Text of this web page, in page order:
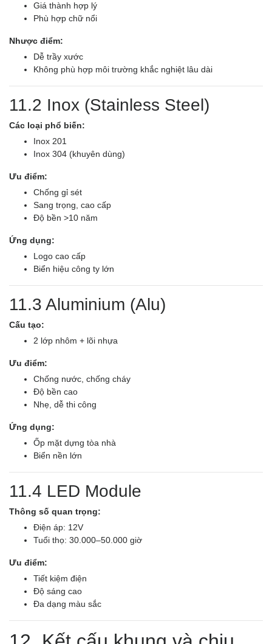
Giá thành hợp lý
Phù hợp chữ nổi
Nhược điểm:
Dễ trầy xước
Không phù hợp môi trường khắc nghiệt lâu dài
11.2 Inox (Stainless Steel)
Các loại phổ biến:
Inox 201
Inox 304 (khuyên dùng)
Ưu điểm:
Chống gỉ sét
Sang trọng, cao cấp
Độ bền >10 năm
Ứng dụng:
Logo cao cấp
Biển hiệu công ty lớn
11.3 Aluminium (Alu)
Cấu tạo:
2 lớp nhôm + lõi nhựa
Ưu điểm:
Chống nước, chống cháy
Độ bền cao
Nhẹ, dễ thi công
Ứng dụng:
Ốp mặt dựng tòa nhà
Biển nền lớn
11.4 LED Module
Thông số quan trọng:
Điện áp: 12V
Tuổi thọ: 30.000–50.000 giờ
Ưu điểm:
Tiết kiệm điện
Độ sáng cao
Đa dạng màu sắc